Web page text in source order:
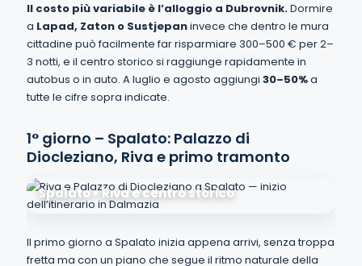
Il costo più variabile è l’alloggio a Dubrovnik.Dormire
a Lapad, Zaton o Sustjepaninvece che dentro le mura
cittadine può facilmente far risparmiare 300–500 € per 2–
3 notti, e il centro storico si raggiunge rapidamente in
autobus o in auto. A luglio e agosto aggiungi 30–50%a
tutte le cifre sopra indicate.
1° giorno – Spalato: Palazzo di
Diocleziano, Riva e primo tramonto
Spalato • Riva e centro storico
Il primo giorno a Spalato inizia appena arrivi, senza troppa
fretta ma con un piano che segue il ritmo naturale della